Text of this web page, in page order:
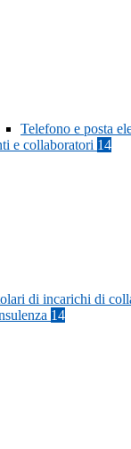
Telefono e posta
e collaboratori 14
di incarichi di
14